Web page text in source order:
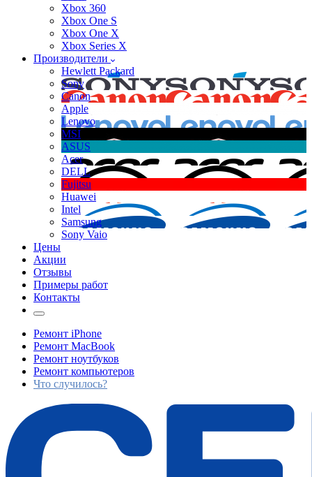
Xbox 360
Xbox One S
Xbox One X
Xbox Series X
Производители
Hewlett Packard
Sony
Canon
Apple
Lenovo
MSI
ASUS
Acer
DELL
Fujitsu
Huawei
Intel
Samsung
Sony Vaio
Цены
Акции
Отзывы
Примеры работ
Контакты
Ремонт iPhone
Ремонт MacBook
Ремонт ноутбуков
Ремонт компьютеров
Что случилось?